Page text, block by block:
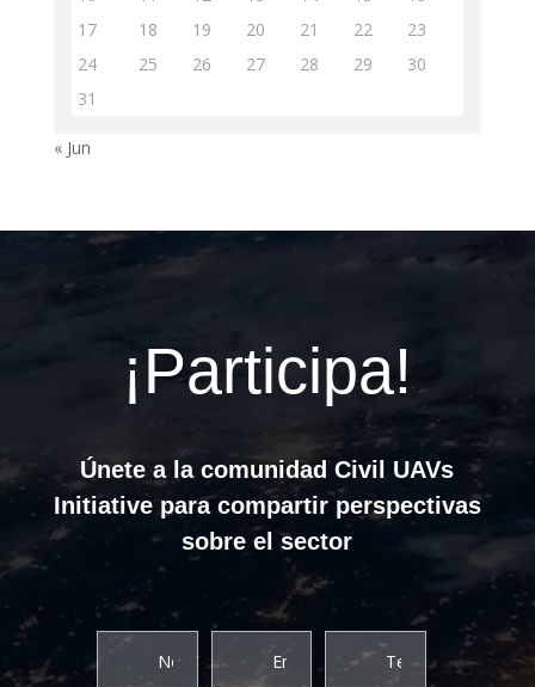
17
18 19 20 21 22
23
24
25 26 27 28 29
30
31
« Jun
¡Participa!
Únete a la comunidad Civil UAVs
Initiative para compartir perspectivas
sobre el sector